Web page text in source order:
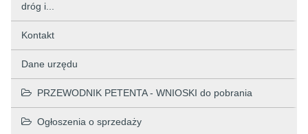
dróg i...
Kontakt
Dane urzędu
PRZEWODNIK PETENTA - WNIOSKI do pobrania
Ogłoszenia o sprzedaży